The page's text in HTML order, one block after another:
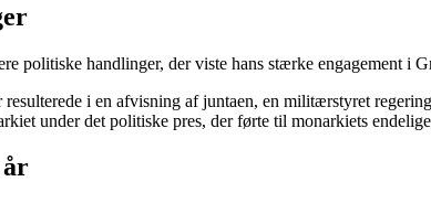
politiske handlinger, der viste hans stærke engagement i
i en afvisning af juntaen, en militærstyret
under det politiske pres, der førte til monarkiets
år